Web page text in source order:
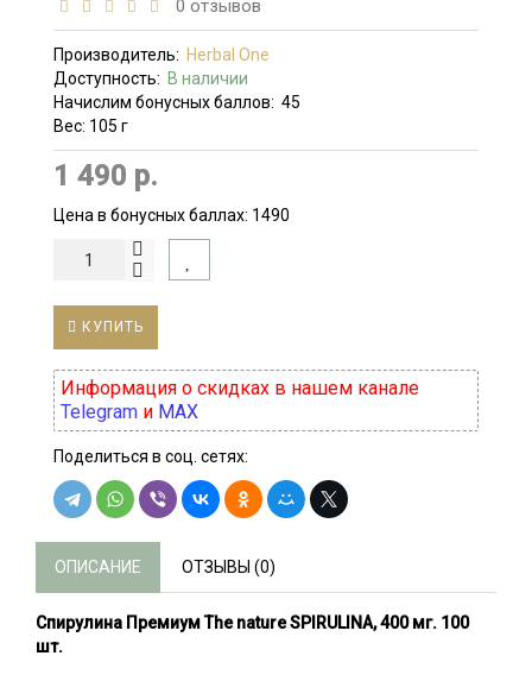
0 отзывов
Производитель: Herbal One
Доступность: В наличии
Начислим бонусных баллов: 45
Вес: 105 г
1 490 р.
Цена в бонусных баллах: 1490
КУПИТЬ
Информация о скидках в нашем канале
Telegram и MAX
Поделиться в соц. сетях:
ОПИСАНИЕ ОТЗЫВЫ (0)
Спирулина Премиум The nature SPIRULINA, 400 мг. 100
шт.